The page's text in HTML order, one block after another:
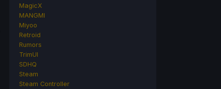
MagicX
MANGMI
Miyoo
Retroid
Rumors
TrimUI
SDHQ
Steam
Steam Controller